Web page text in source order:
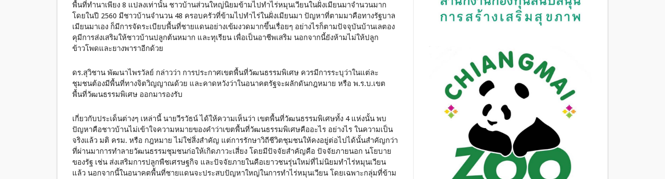
พื้นที่ทำนาเพียง 8 แปลงเท่านั้น ชาวบ้านส่วนใหญ่นิยมข้ามไปทำไร่หมุนเวียนในฝั่งเมียนมาจำนวนมาก
โดยในปี 2560 มีชาวบ้านจำนวน 48 ครอบครัวที่ข้ามไปทำไร่ในฝั่งเมียนมา ปัญหาที่ตามมาคือทางรัฐบาล
เมียนมาเอง ก็มีการจัดระเบียบพื้นที่ชายแดนอย่างเข้มงวดมากขึ้นเรื่อยๆ อย่างไรก็ตามปัจจุบันบ้านเลตอง
คุมีการส่งเสริมให้ชาวบ้านปลูกต้นหมาก และทุเรียน เพื่อเป็นอาชีพเสริม นอกจากนี้ยังห้ามไม่ให้ปลูก
ข้าวโพดและยางพาราอีกด้วย
ดร.สุวิชาน พัฒนาไพรวัลย์ กล่าวว่า การประกาศเขตพื้นที่วัฒนธรรมพิเศษ ควรมีการระบุว่าในแต่ละ
ชุมชนต้องมีพื้นที่ทางจิตวิญญาณด้วย และคาดหวังว่าในอนาคตรัฐจะผลักดันกฎหมาย หรือ พ.ร.บ.เขต
พื้นที่วัฒนธรรมพิเศษ ออกมารองรับ
เกี่ยวกับประเด็นต่างๆ เหล่านี้ นายวีรวัธน์ ได้ให้ความเห็นว่า เขตพื้นที่วัฒนธรรมพิเศษทั้ง 4 แห่งนั้น พบ
ปัญหาคือชาวบ้านไม่เข้าใจความหมายของคำว่าเขตพื้นที่วัฒนธรรมพิเศษคืออะไร อย่างไร ในความเป็น
จริงแล้ว มติ ครม. หรือ กฎหมาย ไม่ใช่สิ่งสำคัญ แต่การรักษาวิถีชีวิตชุมชนให้คงอยู่ต่อไปได้นั้นสำคัญกว่า
ที่ผ่านมาการทำลายวัฒนธรรมชุมชนก่อให้เกิดภาวะเสี่ยง โดยมีปัจจัยสำคัญคือ ปัจจัยภายนอก นโยบาย
ของรัฐ เช่น ส่งเสริมการปลูกพืชเศรษฐกิจ และปัจจัยภายในคือเยาวชนรุ่นใหม่ที่ไม่นิยมทำไร่หมุนเวียน
แล้ว นอกจากนี้ในอนาคตพื้นที่ชายแดนจะประสบปัญหาใหญ่ในการทำไร่หมุนเวียน โดยเฉพาะกลุ่มที่ข้าม